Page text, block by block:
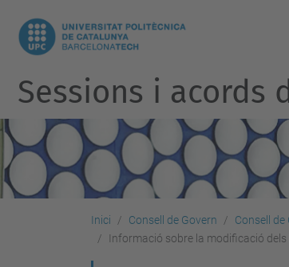
Sessions i acords
Inici Consell de Govern Consell de
Informació sobre la modificació dels